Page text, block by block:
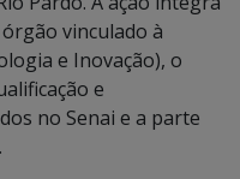
vinculado à
e Inovação), o
e
no Senai e a parte